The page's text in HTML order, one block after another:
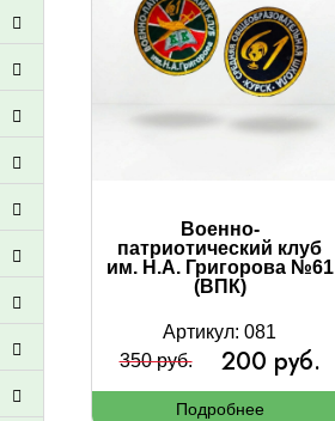
Военно-
патриотический клуб
им. Н.А. Григорова №61
(ВПК)
Артикул: 081
350 руб.
200 руб.
Подробнее